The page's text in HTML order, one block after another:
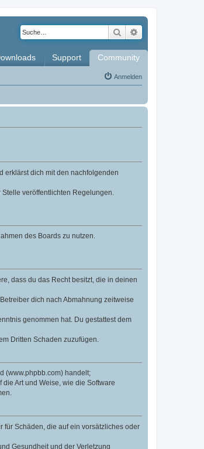
Suche
Support Community
Anmelden
erklärst dich mit den nachfolgenden
veröffentlichten Regelungen.
des Boards zu nutzen.
dass du das Recht besitzt, die in deinen
dich nach Abmahnung zeitweise
genommen hat. Du gestattest dem
Dritten Schaden zuzufügen.
(www.phpbb.com) handelt;
Art und Weise, wie die Software
für Schäden, die auf ein vorsätzliches oder
Gesundheit und der Verletzung